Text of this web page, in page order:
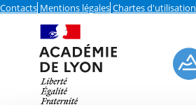
Contacts Mentions légales Chartes d'utilisation